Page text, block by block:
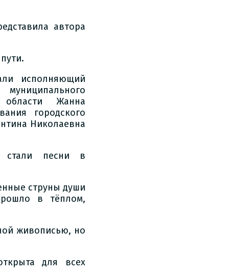
автора
исполняющий
области Жанна
городского
Николаевна
стали песни в
струны души
в тёплом,
живописью, но
для всех